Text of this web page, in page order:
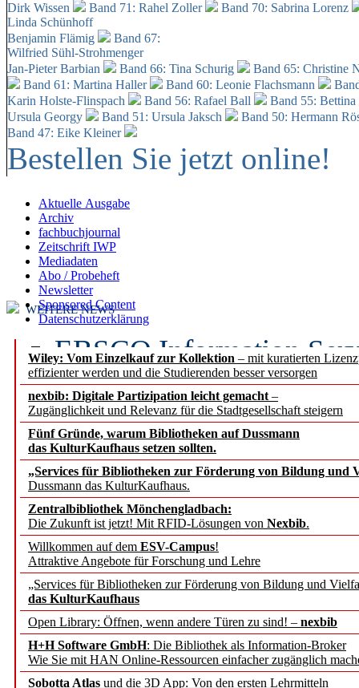
Dirk Wissen
Band 71: Rahel Zoller
Band 70: Sabrina Lorenz
Linda Schünhoff
Benjamin Flämig
Band 67:
Wilfried Sühl-Strohmenger
Jan-Pieter Barbian
Band 66: Tina Schurig
Band 65: Christine
Band 61: Martina Haller
Band 60: Leonie Flachsmann
Karin Holste-Flinspach
Band 56: Rafael Ball
Band 55:
Ursula Georgy
Band 51: Ursula Jaksch Band 50: Hermann
Band 47: Eike Kleiner
Bestellen Sie jetzt online!
Aktuelle Ausgabe
Archiv
fachbuchjournal
Zeitschrift IWP
Mediadaten
Abo / Probeheft
Newsletter
Sponsored Content
Datenschutzerklärung
Wiley: Vom Einzelkauf zur Kollektion – mit kuratierten
effizienter werden und die Studierenden besser versorgen
nexbib: Digitale Partizipation leicht gemacht –
Zugänglichkeit und Relevanz für die Stadtgesellschaft steigern
Fünf Gründe, warum Bibliotheken auf Dussmann
das KulturKaufhaus setzen sollten.
„Services für Bibliotheken zur Förderung von Bildung und
Dussmann das KulturKaufhaus.
Zentralbibliothek Mönchengladbach:
Die Zukunft ist jetzt! Mit RFID-Lösungen von Nexbib.
Willkommen auf dem ESV-Campus!
Attraktive Angebote für Forschung und Lehre
„Services für Bibliotheken zur Förderung von Bildung und
das KulturKaufhaus
Open Library: Öffnen, wenn andere Türen zu sind! – nexbib
H+H Software GmbH: Die Bibliothek als Information-Broker
Wie Sie mit HAN Online-Ressourcen einfacher zugänglich
Sobotta Atlas und die 3D App: Von den ersten Lehrmitteln
WEITERE NEWS
EBSCO Information
Recherchefunktionen in
Sorbisches Institut neu
Geschichte und
Künstliche Intelligenz
besser zu verstehen
„Leitbegriffe der
des BIÖG erscheinen
jedem Experiment